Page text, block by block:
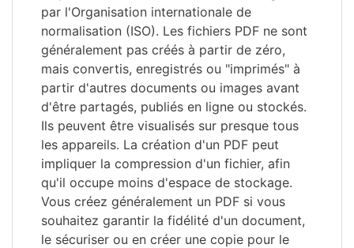
par l'Organisation internationale de
normalisation (ISO). Les fichiers PDF ne sont
généralement pas créés à partir de zéro,
mais convertis, enregistrés ou "imprimés" à
partir d'autres documents ou images avant
d'être partagés, publiés en ligne ou stockés.
Ils peuvent être visualisés sur presque tous
les appareils. La création d'un PDF peut
impliquer la compression d'un fichier, afin
qu'il occupe moins d'espace de stockage.
Vous créez généralement un PDF si vous
souhaitez garantir la fidélité d'un document,
le sécuriser ou en créer une copie pour le